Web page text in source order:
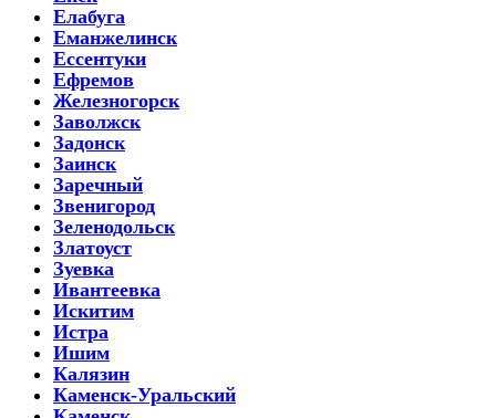
Елабуга
Еманжелинск
Ессентуки
Ефремов
Железногорск
Заволжск
Задонск
Заинск
Заречный
Звенигород
Зеленодольск
Златоуст
Зуевка
Ивантеевка
Искитим
Истра
Ишим
Калязин
Каменск-Уральский